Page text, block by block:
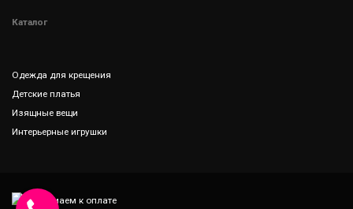
Каталог
Одежда для крещения
Детские платья
Изящные вещи
Интерьерные игрушки